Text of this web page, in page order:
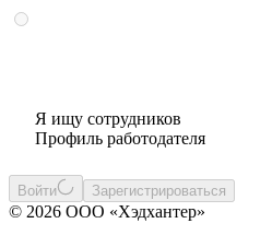
Я ищу сотрудников
Профиль работодателя
Войти Зарегистрироваться
© 2026 ООО «Хэдхантер»